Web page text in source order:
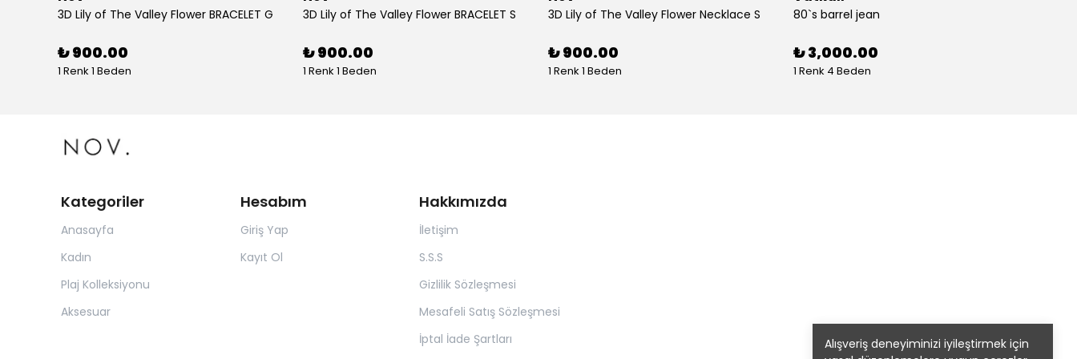
Alışveriş deneyiminizi iyileştirmek için
3D Lily of The Valley Flower BRACELET G
₺ 900.00
1 Renk 1 Beden
3D Lily of The Valley Flower BRACELET S
₺ 900.00
1 Renk 1 Beden
3D Lily of The Valley Flower Necklace S
₺ 900.00
1 Renk 1 Beden
80`s barrel jean
₺ 3,000.00
1 Renk 4 Beden
Kategoriler
Anasayfa
Kadın
Plaj Kolleksiyonu
Aksesuar
Hesabım
Giriş Yap
Kayıt Ol
Hakkımızda
İletişim
S.S.S
Gizlilik Sözleşmesi
Mesafeli Satış Sözleşmesi
İptal İade Şartları